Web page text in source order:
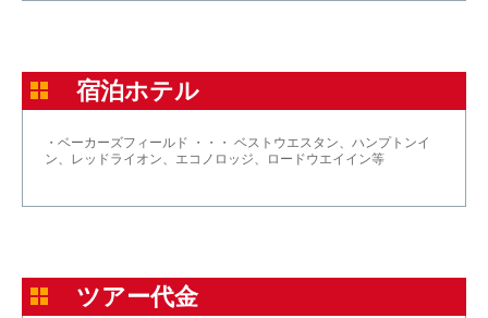
宿泊ホテル
・ベーカーズフィールド ・・・ ベストウエスタン、ハンプトンイ
ン、レッドライオン、エコノロッジ、ロードウエイイン等
ツアー代金